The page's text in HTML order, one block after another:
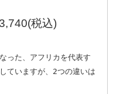
税込)
った、アフリカを代表す
ていますが、2つの違いは